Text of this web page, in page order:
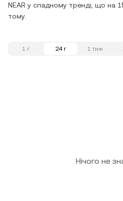
NEAR у спадному тренді, що на
тому.
1 г 24 г 1 тиж
Нічого не